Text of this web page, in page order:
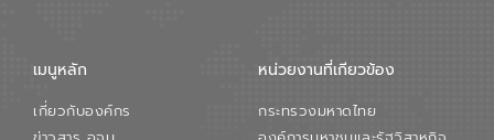
สมดุลทางเศรษฐกิจและสิ่งแวดล้อมได้อย่าง
ภาคเอกชนในครั้งนี้ นับเป็นก้าวสำคัญของ
องค์การจัดการน้ำเสีย (อจน.) ในการร่วมวาง
เมนูหลัก
เกี่ยวกับองค์กร
หน่วยงานที่เกียวข้อง
กระทรวงมหาดไทย